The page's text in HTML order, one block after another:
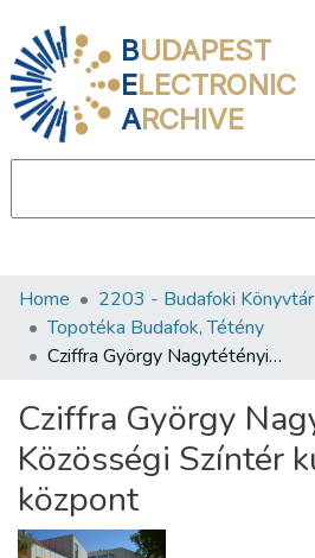
BUDAPEST
ELECTRONIC
ARCHIVE
Communities & Collections
All of DSpace
About us
Home
2203 - Budafoki Könyvtár
Topotéka Budafok, Tétény
Cziffra György Nagytétényi Közösségi Színtér kulturális központ
Cziffra György
Közösségi Színtér
központ